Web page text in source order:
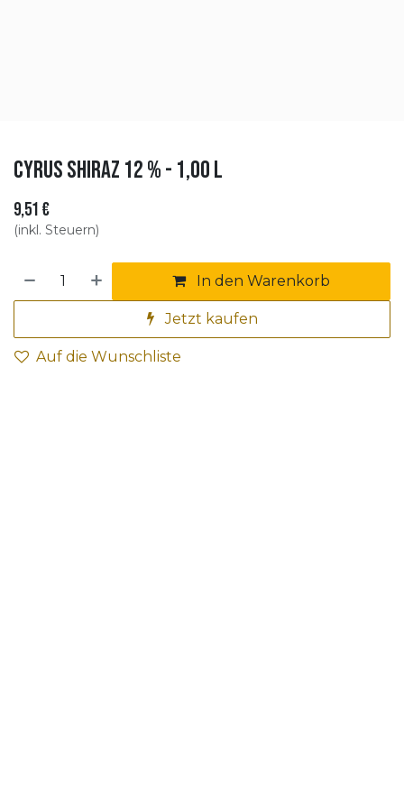
Cyrus Shiraz 12 % - 1,00 l
9,51 €
(inkl. Steuern)
In den Warenkorb
Jetzt kaufen
Auf die Wunschliste